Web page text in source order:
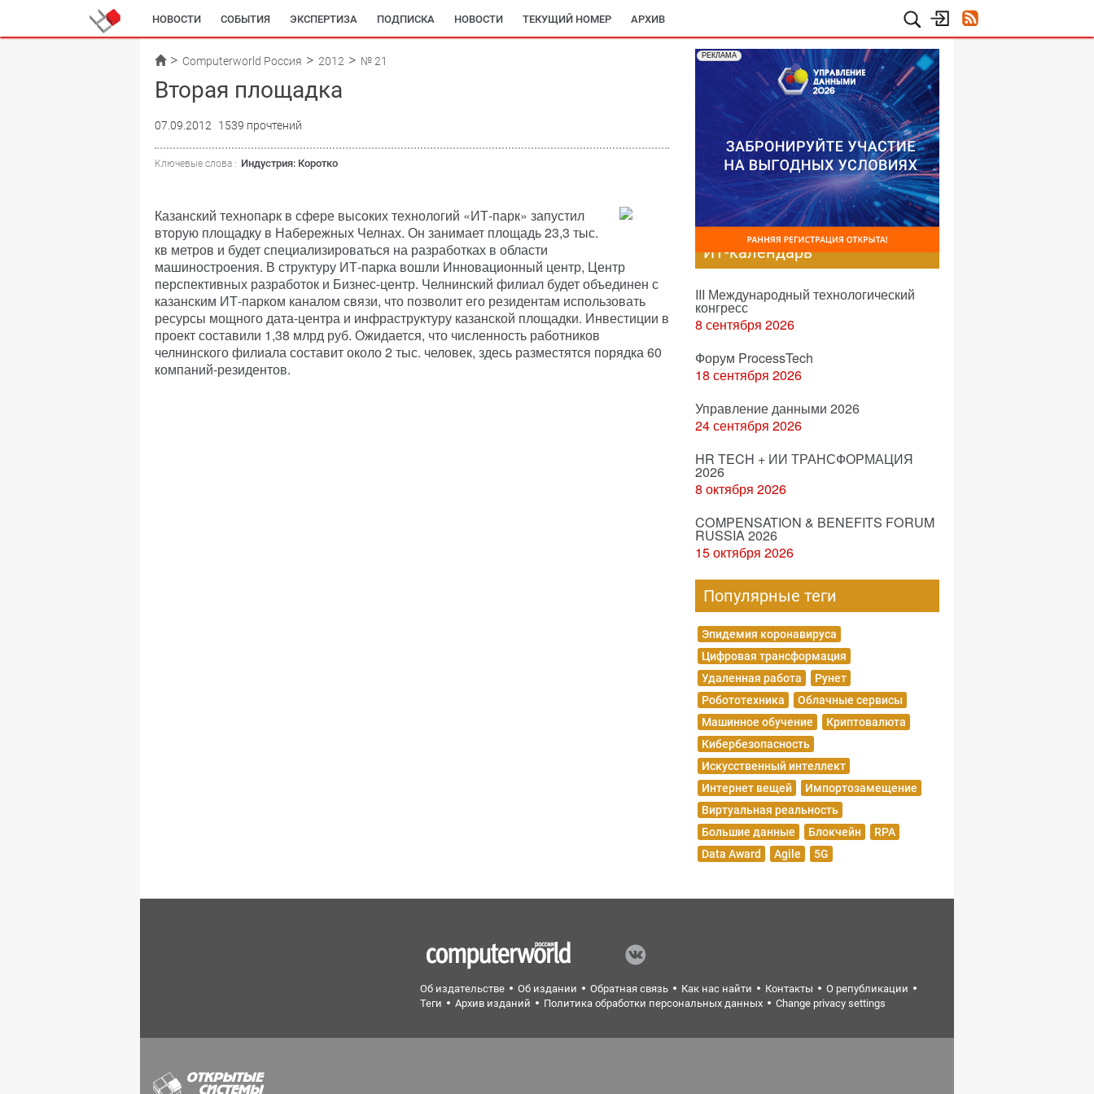
НОВОСТИ СОБЫТИЯ ЭКСПЕРТИЗА ПОДПИСКА НОВОСТИ ТЕКУЩИЙ НОМЕР АРХИВ
Computerworld Россия 2012 № 21
Вторая площадка
07.09.2012 1539 прочтений
Ключевые слова : Индустрия: Коротко
Казанский технопарк в сфере высоких технологий «ИТ-парк» запустил
вторую площадку в Набережных Челнах. Он занимает площадь 23,3 тыс.
кв метров и будет специализироваться на разработках в области
машиностроения. В структуру ИТ-парка вошли Инновационный центр, Центр
перспективных разработок и Бизнес-центр. Челнинский филиал будет объединен с
казанским ИТ-парком каналом связи, что позволит его резидентам использовать
ресурсы мощного дата-центра и инфраструктуру казанской площадки. Инвестиции в
проект составили 1,38 млрд руб. Ожидается, что численность работников
челнинского филиала составит около 2 тыс. человек, здесь разместятся порядка 60
компаний-резидентов.
РЕКЛАМА
ИТ-календарь
III Международный технологический
конгресс
8 сентября 2026
Форум ProcessTech
18 сентября 2026
Управление данными 2026
24 сентября 2026
HR TECH + ИИ ТРАНСФОРМАЦИЯ
2026
8 октября 2026
COMPENSATION & BENEFITS FORUM
RUSSIA 2026
15 октября 2026
Популярные теги
Эпидемия коронавируса
Цифровая трансформация
Удаленная работа
Рунет
Робототехника
Облачные сервисы
Машинное обучение
Криптовалюта
Кибербезопасность
Искусственный интеллект
Интернет вещей
Импортозамещение
Виртуальная реальность
Большие данные
Блокчейн
RPA
Data Award
Agile 5G
Об издательстве Об издании Обратная связь Как нас найти Контакты
О републикации
Теги
Архив изданий Политика обработки персональных данных Change privacy settings